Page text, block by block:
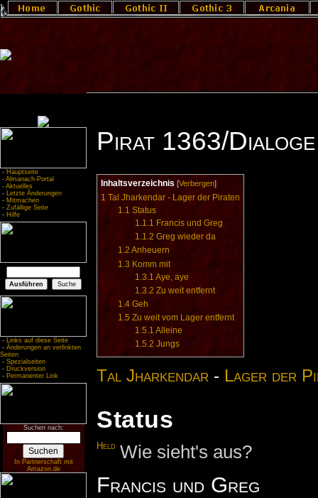
- Hauptseite
- Almanach-Portal
- Aktuelles
- Letzte Änderungen
- Mitmachen
- Zufällige Seite
- Hilfe
- Links auf diese Seite
- Änderungen an verlinkten
Seiten
- Spezialseiten
- Druckversion
- Permanenter Link
Suchen nach:
In Partnerschaft mit
Amazon.de
Pirat 1363/Dialoge
Inhaltsverzeichnis [Verbergen]
1 Tal Jharkendar - Lager der Piraten
1.1 Status
1.1.1 Francis und Greg
1.1.2 Greg wieder da
1.2 Anheuern
1.3 Komm mit
1.3.1 Aye, aye
1.3.2 Zu weit entfernt
1.4 Geh
1.5 Zu weit vom Lager entfernt
1.5.1 Alleine
1.5.2 Jungs
Tal Jharkendar - Lager der
Status
Held Wie sieht's aus?
Francis und Greg